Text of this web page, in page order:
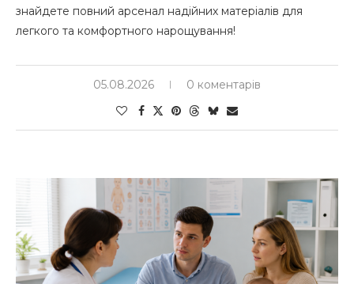
знайдете повний арсенал надійних матеріалів для
легкого та комфортного нарощування!
05.08.2026 0 коментарів